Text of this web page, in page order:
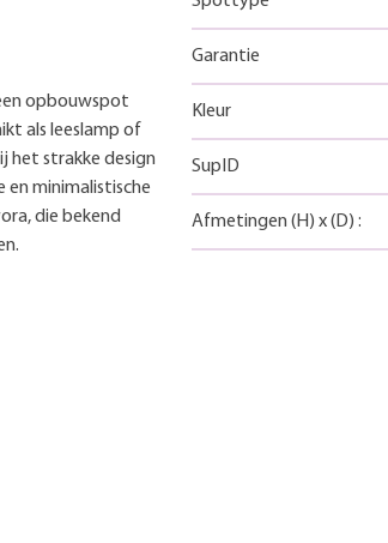
opbouwspot
als leeslamp of
het strakke design
en minimalistische
die bekend
Garantie
Kleur
SupID
Afmetingen (H) x(D) :